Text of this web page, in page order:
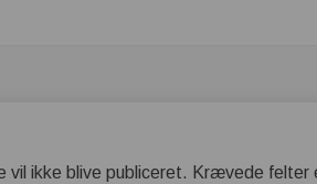
vil ikke blive publiceret. Krævede felter